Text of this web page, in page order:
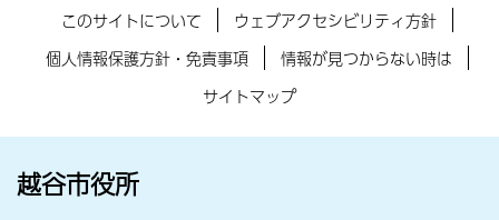
このサイトについて
ウェブアクセシビリティ方針
個人情報保護方針・免責事項
情報が見つからない時は
サイトマップ
越谷市役所